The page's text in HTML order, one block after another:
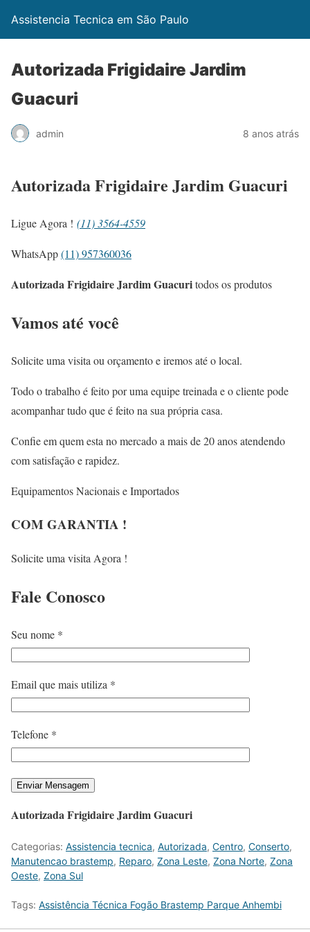
Assistencia Tecnica em São Paulo
Autorizada Frigidaire Jardim
Guacuri
admin 8 anos atrás
Autorizada Frigidaire Jardim Guacuri
Ligue Agora ! (11) 3564-4559
WhatsApp(11) 957360036
Autorizada Frigidaire Jardim Guacuritodos os produtos
Vamos até você
Solicite uma visita ou orçamento e iremos até o local.
Todo o trabalho é feito por uma equipe treinada e o cliente pode
acompanhar tudo que é feito na sua própria casa.
Confie em quem esta no mercado a mais de 20 anos atendendo
com satisfação e rapidez.
Equipamentos Nacionais e Importados
COM GARANTIA !
Solicite uma visita Agora !
Fale Conosco
Seu nome *
Email que mais utiliza *
Telefone *
Autorizada Frigidaire Jardim Guacuri
Categorias: Assistencia tecnica, Autorizada, Centro, Conserto,
Manutencao brastemp, Reparo, Zona Leste, Zona Norte, Zona
Oeste, Zona Sul
Tags: Assistência Técnica Fogão Brastemp Parque Anhembi